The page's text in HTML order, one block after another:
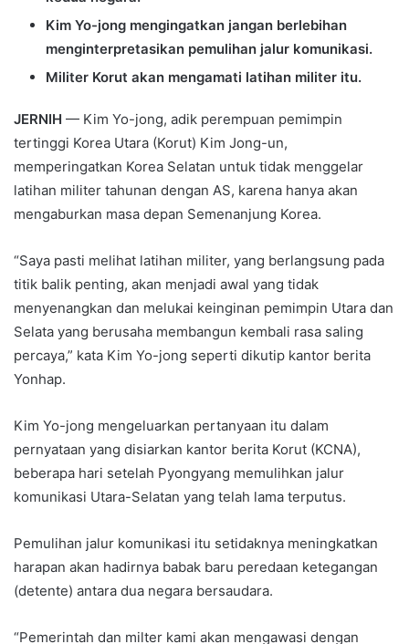
Kim Yo-jong mengingatkan jangan berlebihan
menginterpretasikan pemulihan jalur komunikasi.
Militer Korut akan mengamati latihan militer itu.
JERNIH — Kim Yo-jong, adik perempuan pemimpin
tertinggi Korea Utara (Korut) Kim Jong-un,
memperingatkan Korea Selatan untuk tidak menggelar
latihan militer tahunan dengan AS, karena hanya akan
mengaburkan masa depan Semenanjung Korea.
“Saya pasti melihat latihan militer, yang berlangsung pada
titik balik penting, akan menjadi awal yang tidak
menyenangkan dan melukai keinginan pemimpin Utara dan
Selata yang berusaha membangun kembali rasa saling
percaya,” kata Kim Yo-jong seperti dikutip kantor berita
Yonhap.
Kim Yo-jong mengeluarkan pertanyaan itu dalam
pernyataan yang disiarkan kantor berita Korut (KCNA),
beberapa hari setelah Pyongyang memulihkan jalur
komunikasi Utara-Selatan yang telah lama terputus.
Pemulihan jalur komunikasi itu setidaknya meningkatkan
harapan akan hadirnya babak baru peredaan ketegangan
(detente) antara dua negara bersaudara.
“Pemerintah dan milter kami akan mengawasi dengan